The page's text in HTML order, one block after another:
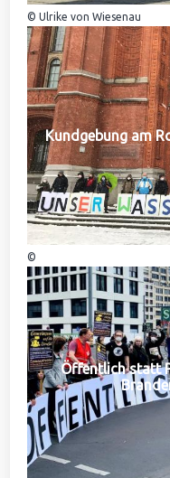
© Ulrike von Wiesenau
Kundgebung am
©
Öffentlich statt